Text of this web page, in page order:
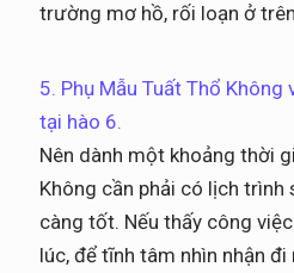
trường mơ hồ, rối loạn ở
5. Phụ Mẫu Tuất Thổ Không
tại hào 6.
Nên dành một khoảng thời
Không cần phải có lịch trình
càng tốt. Nếu thấy công
lúc, để tĩnh tâm nhìn nhận